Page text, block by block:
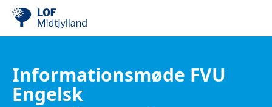
Informationsmøde FVU
Engelsk